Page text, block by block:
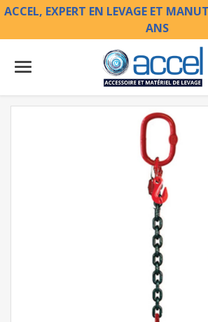
ACCEL, EXPERT EN LEVAGE ET
ANS